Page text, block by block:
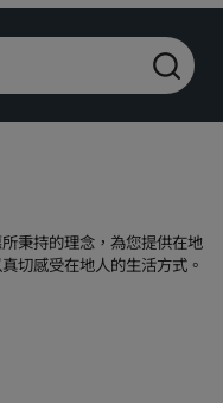
Inn & Suites
秉持的理念，為您提供在地
切感受在地人的生活方式。